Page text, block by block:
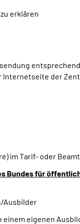
erklären
der
im Tarif- oder
Bundes für
Ausbilder
eigenen